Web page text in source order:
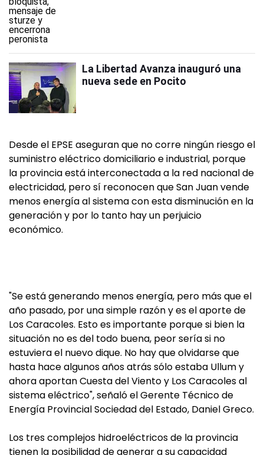
La Libertad Avanza inauguró una
nueva sede en Pocito
Desde el EPSE aseguran que no corre ningún riesgo el
suministro eléctrico domiciliario e industrial, porque
la provincia está interconectada a la red nacional de
electricidad, pero sí reconocen que San Juan vende
menos energía al sistema con esta disminución en la
generación y por lo tanto hay un perjuicio
económico.
"Se está generando menos energía, pero más que el
año pasado, por una simple razón y es el aporte de
Los Caracoles. Esto es importante porque si bien la
situación no es del todo buena, peor sería si no
estuviera el nuevo dique. No hay que olvidarse que
hasta hace algunos años atrás sólo estaba Ullum y
ahora aportan Cuesta del Viento y Los Caracoles al
sistema eléctrico", señaló el Gerente Técnico de
Energía Provincial Sociedad del Estado, Daniel Greco.
Los tres complejos hidroeléctricos de la provincia
tienen la posibilidad de generar a su capacidad